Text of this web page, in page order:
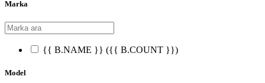
Marka
{{ B.NAME }} ({{ B.COUNT }})
Model